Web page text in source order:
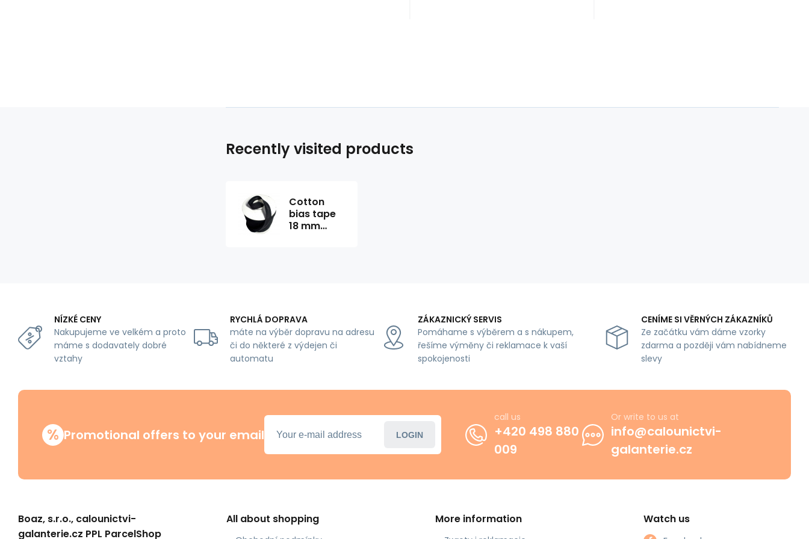
Recently visited products
Cotton
bias tape
18 mm
NÍZKÉ CENY
Nakupujeme ve velkém a proto
máme s dodavately dobré
vztahy
RYCHLÁ DOPRAVA
máte na výběr dopravu na adresu
či do některé z výdejen či
automatu
ZÁKAZNICKÝ SERVIS
Pomáhame s výběrem a s nákupem,
řešíme výměny či reklamace k vaší
spokojenosti
CENÍME SI VĚRNÝCH ZÁKAZNÍKŮ
Ze začátku vám dáme vzorky
zdarma a později vám nabídneme
slevy
% Promotional offers to your email LOGIN
call us
+420 498 880
009
Or write to us at
info@calounictvi-
galanterie.cz
Boaz, s.r.o., calounictvi-
galanterie.cz PPL ParcelShop
All about shopping More information Watch us